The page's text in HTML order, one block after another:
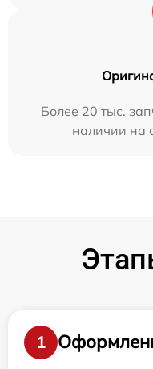
Более 20 тыс.
наличии на
1